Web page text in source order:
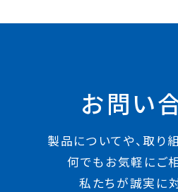
お問い
製品についてや、取り
何でもお気軽にご
私たちが誠実に